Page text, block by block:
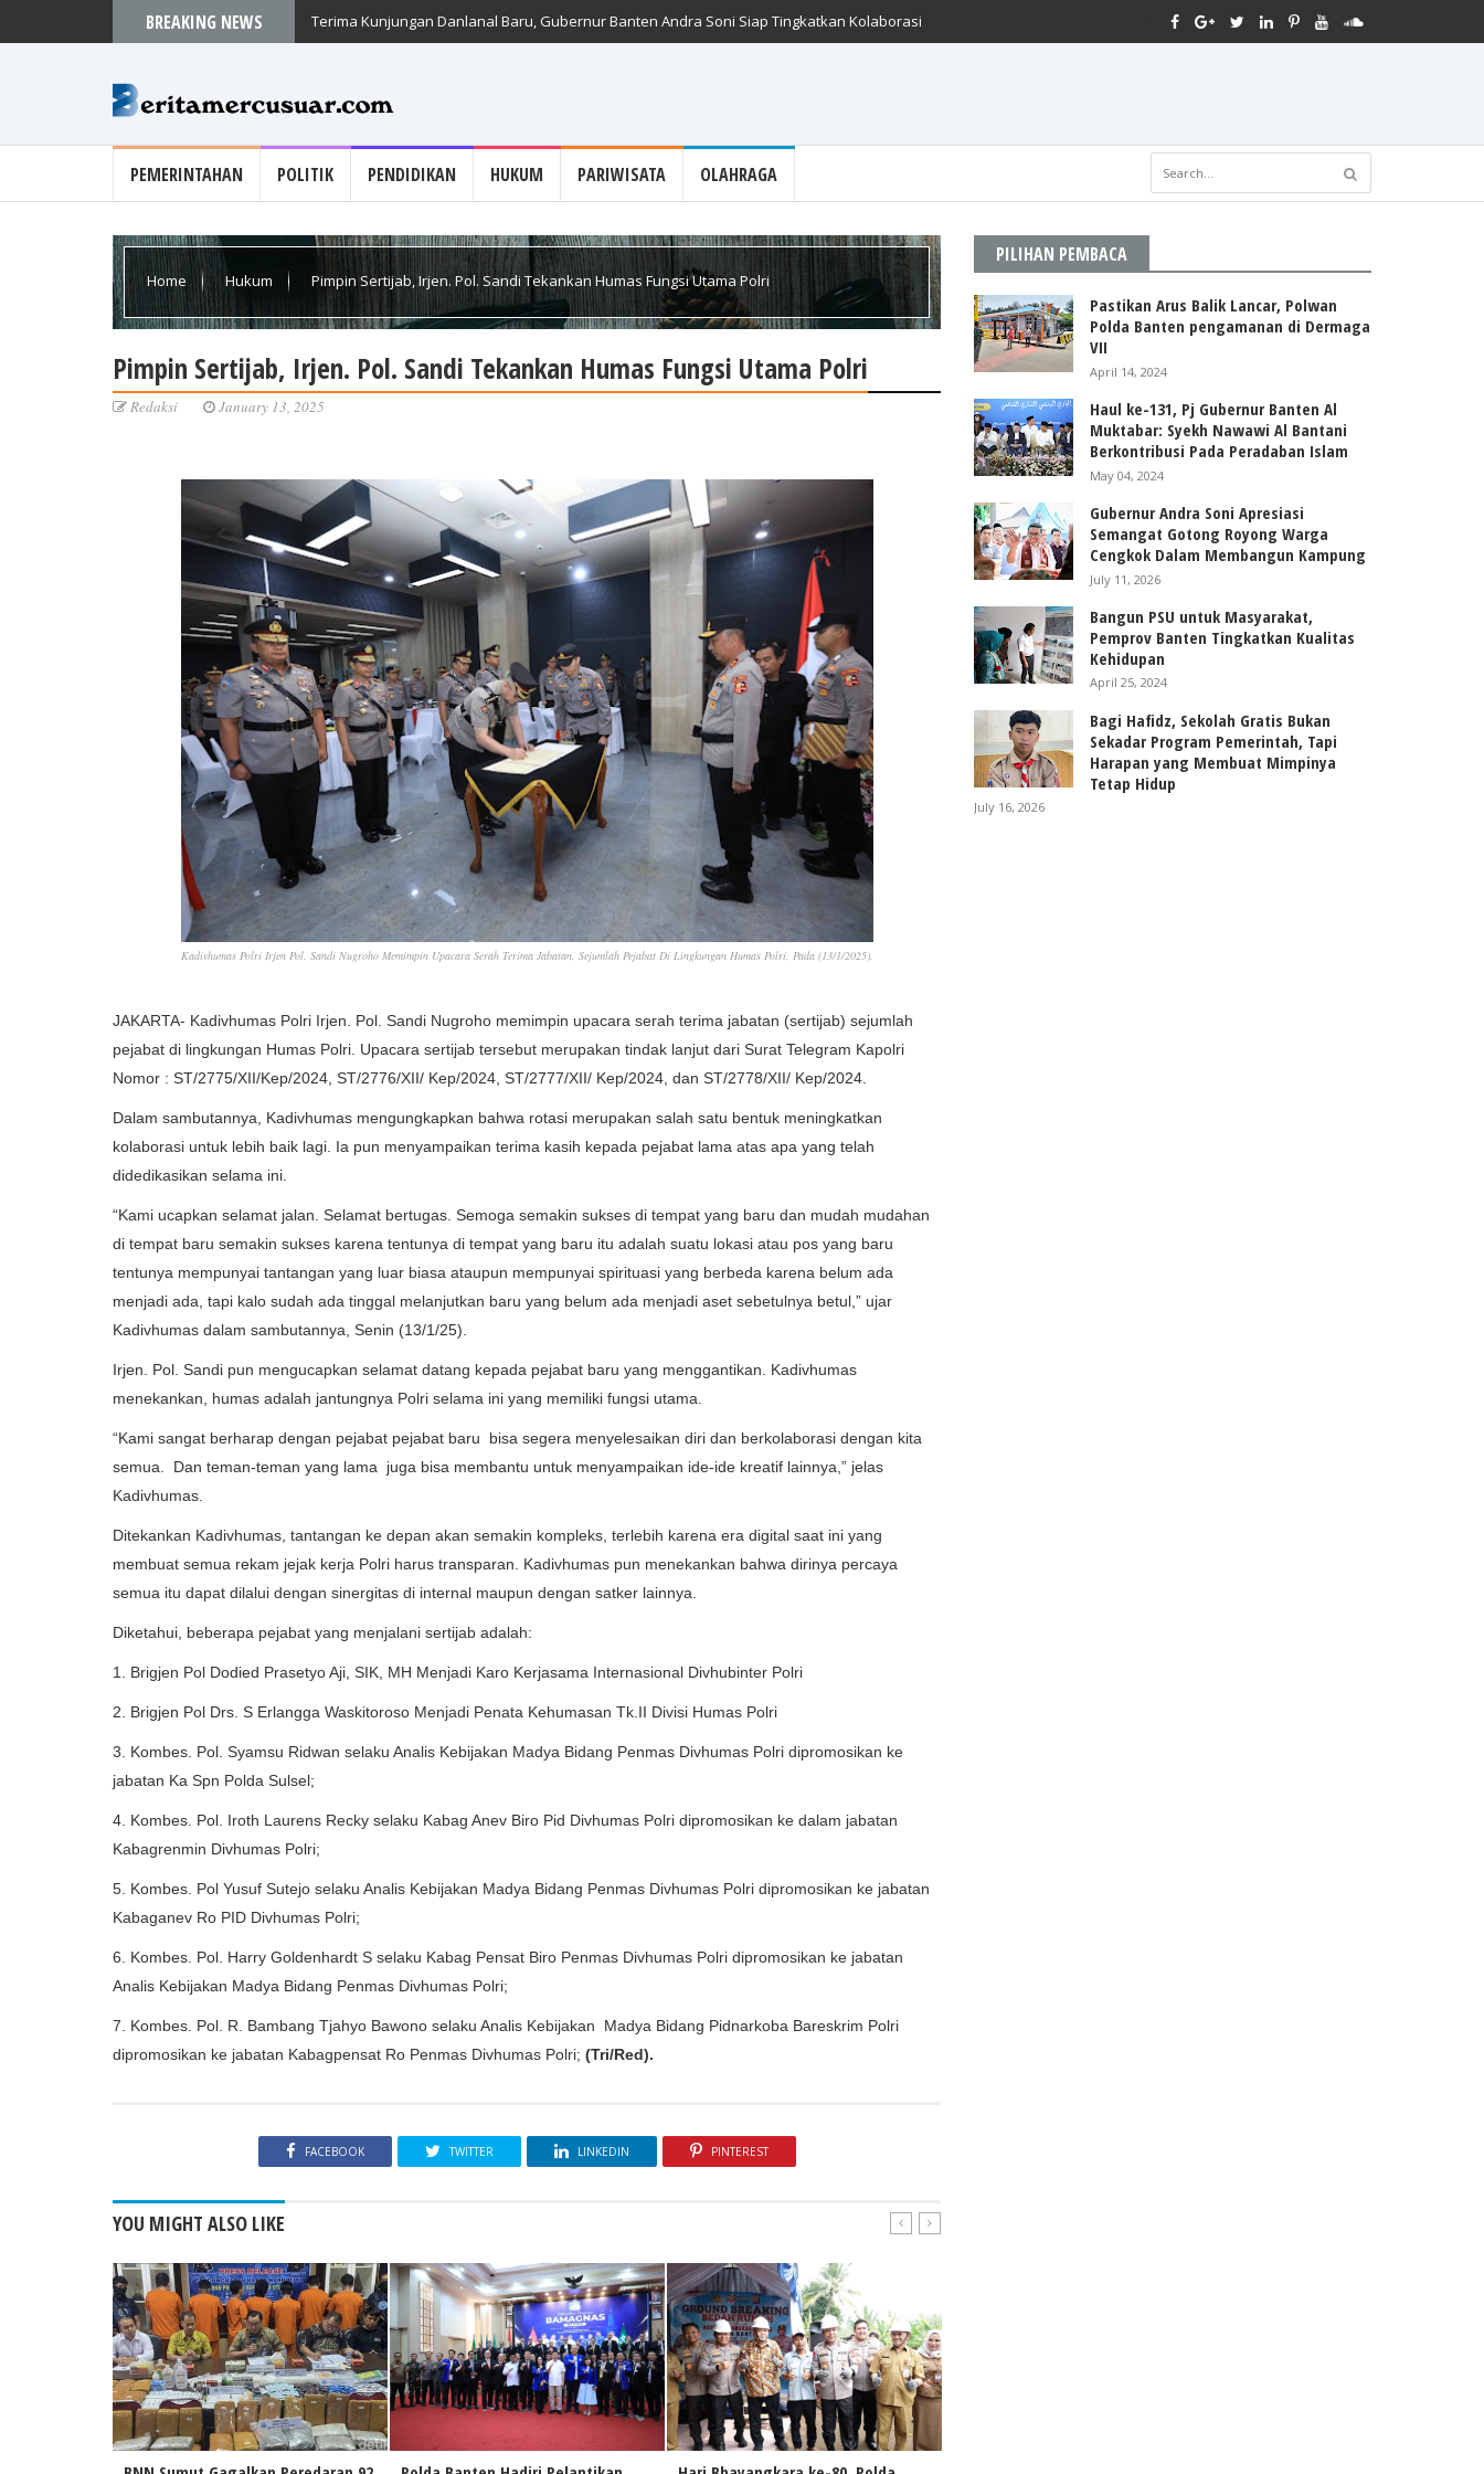
BREAKING NEWS Terima Kunjungan Danlanal Baru, Gubernur Banten Andra Soni Siap Tingkatkan Kolaborasi
PEMERINTAHAN POLITIK PENDIDIKAN HUKUM PARIWISATA OLAHRAGA
Home Hukum Pimpin Sertijab, Irjen. Pol. Sandi Tekankan Humas Fungsi Utama Polri
Pimpin Sertijab, Irjen. Pol. Sandi Tekankan Humas Fungsi Utama Polri
Redaksi January 13, 2025
Kadivhumas Polri Irjen Pol. Sandi Nugroho Memimpin Upacara Serah Terima Jabatan, Sejumlah Pejabat Di Lingkungan Humas Polri, Pada (13/1/2025).
JAKARTA- Kadivhumas Polri Irjen. Pol. Sandi Nugroho memimpin upacara serah terima jabatan (sertijab) sejumlah
pejabat di lingkungan Humas Polri. Upacara sertijab tersebut merupakan tindak lanjut dari Surat Telegram Kapolri
Nomor : ST/2775/XII/Kep/2024, ST/2776/XII/ Kep/2024, ST/2777/XII/ Kep/2024, dan ST/2778/XII/ Kep/2024.
Dalam sambutannya, Kadivhumas mengungkapkan bahwa rotasi merupakan salah satu bentuk meningkatkan
kolaborasi untuk lebih baik lagi. Ia pun menyampaikan terima kasih kepada pejabat lama atas apa yang telah
didedikasikan selama ini.
“Kami ucapkan selamat jalan. Selamat bertugas. Semoga semakin sukses di tempat yang baru dan mudah mudahan
di tempat baru semakin sukses karena tentunya di tempat yang baru itu adalah suatu lokasi atau pos yang baru
tentunya mempunyai tantangan yang luar biasa ataupun mempunyai spirituasi yang berbeda karena belum ada
menjadi ada, tapi kalo sudah ada tinggal melanjutkan baru yang belum ada menjadi aset sebetulnya betul,” ujar
Kadivhumas dalam sambutannya, Senin (13/1/25).
Irjen. Pol. Sandi pun mengucapkan selamat datang kepada pejabat baru yang menggantikan. Kadivhumas
menekankan, humas adalah jantungnya Polri selama ini yang memiliki fungsi utama.
“Kami sangat berharap dengan pejabat pejabat baru bisa segera menyelesaikan diri dan berkolaborasi dengan kita
semua. Dan teman-teman yang lama juga bisa membantu untuk menyampaikan ide-ide kreatif lainnya,” jelas
Kadivhumas.
Ditekankan Kadivhumas, tantangan ke depan akan semakin kompleks, terlebih karena era digital saat ini yang
membuat semua rekam jejak kerja Polri harus transparan. Kadivhumas pun menekankan bahwa dirinya percaya
semua itu dapat dilalui dengan sinergitas di internal maupun dengan satker lainnya.
Diketahui, beberapa pejabat yang menjalani sertijab adalah:
1. Brigjen Pol Dodied Prasetyo Aji, SIK, MH Menjadi Karo Kerjasama Internasional Divhubinter Polri
2. Brigjen Pol Drs. S Erlangga Waskitoroso Menjadi Penata Kehumasan Tk.II Divisi Humas Polri
3. Kombes. Pol. Syamsu Ridwan selaku Analis Kebijakan Madya Bidang Penmas Divhumas Polri dipromosikan ke
jabatan Ka Spn Polda Sulsel;
4. Kombes. Pol. Iroth Laurens Recky selaku Kabag Anev Biro Pid Divhumas Polri dipromosikan ke dalam jabatan
Kabagrenmin Divhumas Polri;
5. Kombes. Pol Yusuf Sutejo selaku Analis Kebijakan Madya Bidang Penmas Divhumas Polri dipromosikan ke jabatan
Kabaganev Ro PID Divhumas Polri;
6. Kombes. Pol. Harry Goldenhardt S selaku Kabag Pensat Biro Penmas Divhumas Polri dipromosikan ke jabatan
Analis Kebijakan Madya Bidang Penmas Divhumas Polri;
7. Kombes. Pol. R. Bambang Tjahyo Bawono selaku Analis Kebijakan Madya Bidang Pidnarkoba Bareskrim Polri
dipromosikan ke jabatan Kabagpensat Ro Penmas Divhumas Polri; (Tri/Red).
FACEBOOK TWITTER LINKEDIN PINTEREST
YOU MIGHT ALSO LIKE
PILIHAN PEMBACA
Pastikan Arus Balik Lancar, Polwan
Polda Banten pengamanan di Dermaga
VII
April 14, 2024
Haul ke-131, Pj Gubernur Banten Al
Muktabar: Syekh Nawawi Al Bantani
Berkontribusi Pada Peradaban Islam
May 04, 2024
Gubernur Andra Soni Apresiasi
Semangat Gotong Royong Warga
Cengkok Dalam Membangun Kampung
July 11, 2026
Bangun PSU untuk Masyarakat,
Pemprov Banten Tingkatkan Kualitas
Kehidupan
April 25, 2024
Bagi Hafidz, Sekolah Gratis Bukan
Sekadar Program Pemerintah, Tapi
Harapan yang Membuat Mimpinya
Tetap Hidup
July 16, 2026